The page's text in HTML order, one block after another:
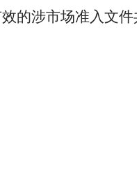
的涉市场准入文件